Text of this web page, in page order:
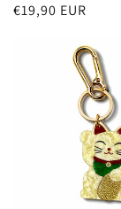
Normaler
€19,90 EUR